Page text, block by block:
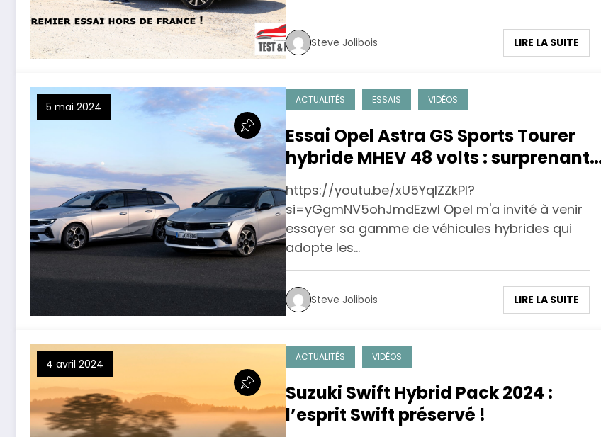
Steve Jolibois LIRE LA SUITE
5 mai 2024
ACTUALITÉS ESSAIS VIDÉOS
Essai Opel Astra GS Sports Tourer
hybride MHEV 48 volts : surprenante
!https://youtu.be/xU5YqlZZkPI?
si=yGgmNV5ohJmdEzwl Opel m'a invité à venir
essayer sa gamme de véhicules hybrides qui
adopte les…
Steve Jolibois LIRE LA SUITE
4 avril 2024
ACTUALITÉS VIDÉOS
Suzuki Swift Hybrid Pack 2024 :
l’esprit Swift préservé !